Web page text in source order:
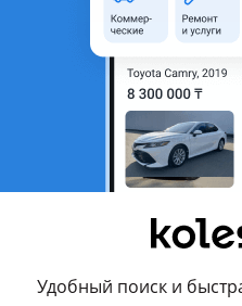
Удобный поиск и
Оригинальность
Комментарий
В продаже Бампер передний
ORIGINAL
В дубликат/В оригинале